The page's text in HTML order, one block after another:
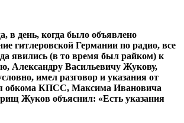
в день, когда было объявлено
гитлеровской Германии по радио, все
явились (в то время был райком) к
Александру Васильевичу Жукову,
имел разговор и указания от
обкома КПСС, Максима Ивановича
Жуков объяснил: «Есть указания